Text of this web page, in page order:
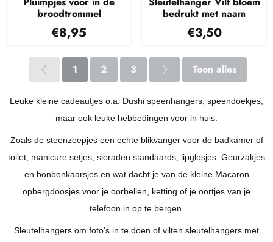
broodtrommel
Prijs: 8,95
€8,95
bedrukt met naam
Prijs: 3,50
€3,50
1 2 3 Toon alles
Leuke kleine cadeautjes o.a. Dushi speenhangers, speendoekjes,
maar ook leuke hebbedingen voor in huis.
Zoals de steenzeepjes een echte blikvanger voor de badkamer of
toilet, manicure setjes, sieraden standaards, lipglosjes. Geurzakjes
en bonbonkaarsjes en wat dacht je van de kleine Macaron
opbergdoosjes voor je oorbellen, ketting of je oortjes van je
telefoon in op te bergen.
Sleutelhangers om foto's in te doen of vilten sleutelhangers met